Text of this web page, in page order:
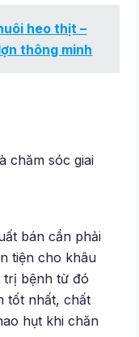
heo thịt –
thông minh
chăm sóc giai
bán cần phải
tiện cho khâu
trị bệnh từ đó
tốt nhất, chất
hụt khi chăn